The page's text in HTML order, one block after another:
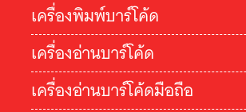
เครื่องพิมพ์บาร์โค้ด
เครื่องอ่านบาร์โค้ด
เครื่องอ่านบาร์โค้ดมือถือ